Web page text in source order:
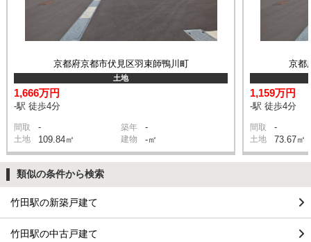
京都府京都市伏見区羽束師鴨川町
土地
1,666万円
-駅 徒歩4分
間取 - 築年 -
土地 109.84㎡ 建物 -㎡
京都
1,159万円
-駅 徒歩4分
間取 -
土地 73.67㎡
類似の条件から検索
竹田駅の新築戸建て
竹田駅の中古戸建て